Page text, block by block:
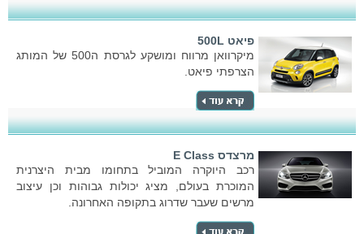
פיאט 500L
מיקרוואן מרווח ומושקע לגרסת ה500 של המותג
הצרפתי פיאט.
מרצדס E Class
רכב היוקרה המוביל בתחומו מבית היצרנית
המוכרת בעולם, מציג יכולות גבוהות וכן עיצוב
מרשים שעבר שדרוג בתקופה האחרונה.